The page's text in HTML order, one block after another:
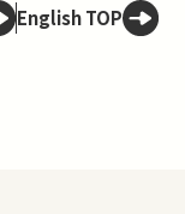
English TOP